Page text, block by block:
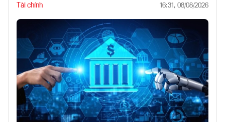
Tài chính 16:31, 08/08/2026